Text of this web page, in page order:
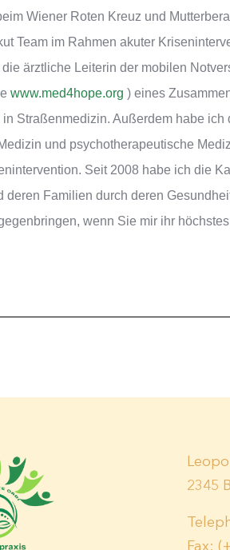
Wiener Roten Kreuz und
Team im Rahmen akuter
ärztliche Leiterin der mobilen
www.med4hope.org ) eines
Straßenmedizin. Außerdem habe
und psychotherapeutische
Seit 2008 habe ich die
Familien durch deren
wenn Sie mir ihr
2345
Fax: